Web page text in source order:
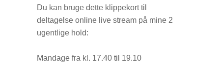
Du kan bruge dette klippekort til
deltagelse online live stream på mine 2
ugentlige hold:
Mandage fra kl. 17.40 til 19.10